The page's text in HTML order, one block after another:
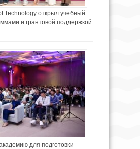
Technology открыл учебный
и грантовой поддержкой
для подготовки